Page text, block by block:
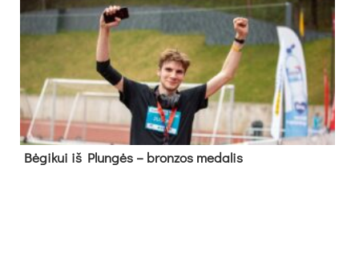
Bė­gi­kui iš Plun­gės – bron­zos me­da­lis